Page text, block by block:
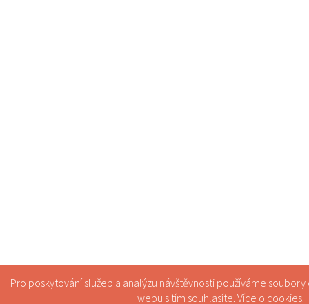
Pro poskytování služeb a analýzu návštěvnosti používáme
webu s tím souhlasíte. Více o cookies.